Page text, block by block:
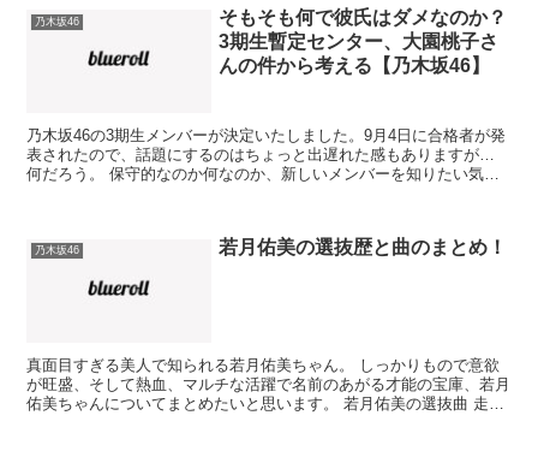
乃木坂46
そもそも何で彼氏はダメなのか？
3期生暫定センター、大園桃子さ
んの件から考える【乃木坂46】
乃木坂46の3期生メンバーが決定いたしました。9月4日に合格者が発
表されたので、話題にするのはちょっと出遅れた感もありますが…
何だろう。 保守的なのか何なのか、新しいメンバーを知りたい気持
乃木坂46 若月佑美の選抜歴と曲のまとめ！
真面目すぎる美人で知られる若月佑美ちゃん。 しっかりもので意欲
が旺盛、そして熱血、マルチな活躍で名前のあがる才能の宝庫、若月
佑美ちゃんについてまとめたいと思います。 若月佑美の選抜曲 走